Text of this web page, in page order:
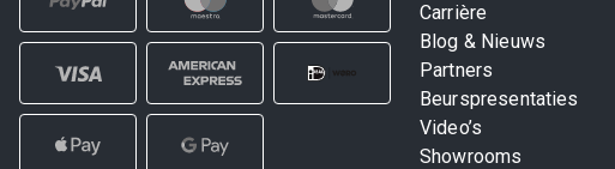
Carrière
Blog & Nieuws
Partners
Beurspresentaties
Video’s
Showrooms